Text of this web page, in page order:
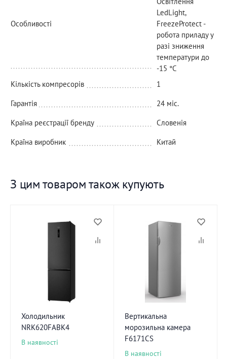
Особливості
LedLight,
FreezeProtect -
робота приладу у
разі зниження
температури до
-15 °C
Кількість компресорів
1
Гарантія
24 міс.
Країна реєстрації бренду
Словенія
Країна виробник
Китай
З цим товаром також купують
Холодильник
NRK620FABK4
В наявності
Вертикальна
морозильна камера
F6171CS
В наявності